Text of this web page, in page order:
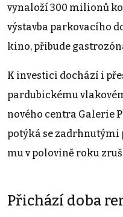
vynaloží 300 milionů
výstavba parkovacího
kino, přibude
K investici dochází i
pardubickému
nového centra Galerie
potýká se zadrhnutými
mu v polovině roku
Přichází doba